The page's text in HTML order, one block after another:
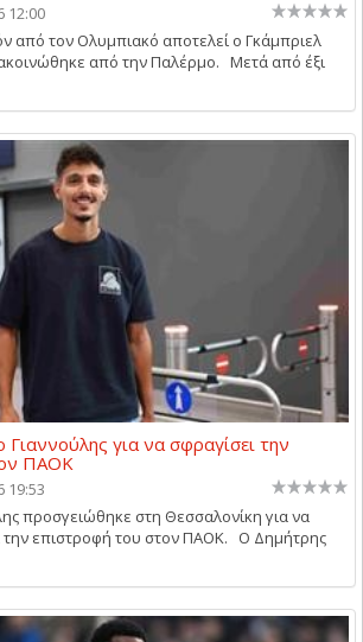
12:00
από τον Ολυμπιακό αποτελεί ο Γκάμπριελ
από την Παλέρμο. Μετά από έξι
για να σφραγίσει την
ΠΑΟΚ
19:53
προσγειώθηκε στη Θεσσαλονίκη για να
την επιστροφή του στον ΠΑΟΚ. Ο Δημήτρης